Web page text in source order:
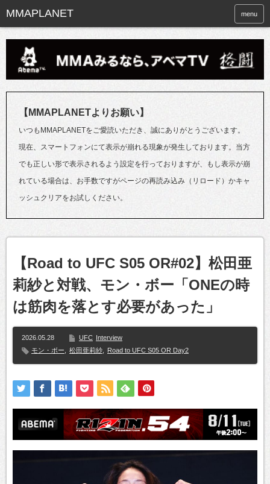
menu
【MMAPLANETよりお願い】
いつもMMAPLANETをご愛読いただき、誠にありがとうございます。
現在、スマートフォンにて表示が崩れる現象が発生しております。当方
でも正しい形で表示されるよう設定を行っておりますが、もし表示が崩
れている場合は、お手数ですがページの再読み込み（リロード）かキャ
ッシュクリアをお試しください。
【Road to UFC S05 OR#02】松田亜
莉紗と対戦、モン・ボー「ONEの時
は筋肉を落とす必要があった」
2026.05.28 UFC Interview
モン・ボー
松田亜莉紗 Road to UFC S05 OR Day2